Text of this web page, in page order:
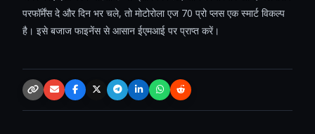
परफॉर्मेंस दे और दिन भर चले, तो मोटोरोला एज 70 प्रो प्लस एक स्मार्ट विकल्प
है। इसे बजाज फाइनेंस से आसान ईएमआई पर प्राप्त करें।
Copy link
EmailFacebookX / TwitterTelegramLinkedInWhatsApp
Reddit